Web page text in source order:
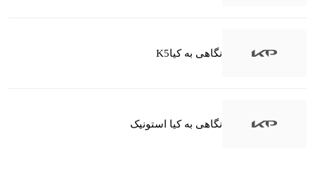
نگاهی به کیاK5
نگاهی به کیا استونیک